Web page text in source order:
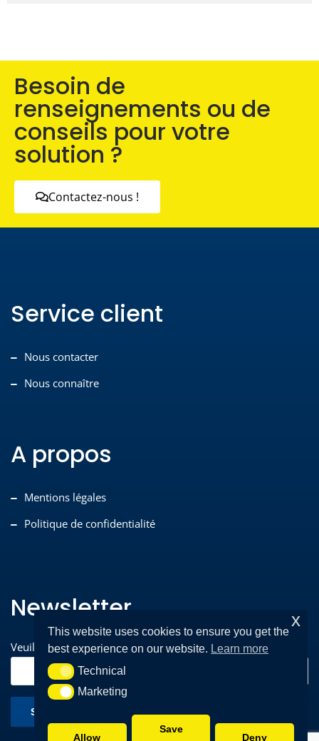
Besoin de
renseignements ou de
conseils pour votre
solution ?
Contactez-nous !
Service client
Nous contacter
Nous connaître
A propos
Mentions légales
Politique de confidentialité
Newsletter
Veuillez entrer votre adresse e-mail pour vous inscrire*
This website uses cookies to ensure you get the
best experience on our website. Learn more
TechnicalTechnical
MarketingMarketing
Allow
Save
Deny
x